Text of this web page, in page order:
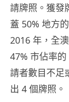
請牌照。獲發
蓋 50% 地方
2016 年，全
47% 市佔率
請者數目不足
出 4 個牌照。